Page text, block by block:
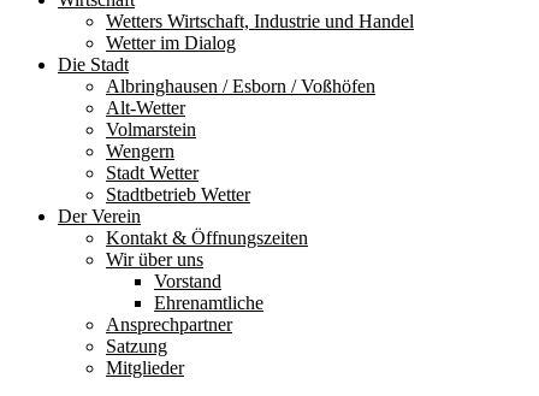
Wetters Wirtschaft, Industrie und Handel
Wetter im Dialog
Die Stadt
Albringhausen / Esborn / Voßhöfen
Alt-Wetter​
Volmarstein
Wengern
Stadt Wetter
Stadtbetrieb Wetter
Der Verein
Kontakt & Öffnungszeiten
Wir über uns
Vorstand
Ehrenamtliche
Ansprechpartner
Satzung
Mitglieder